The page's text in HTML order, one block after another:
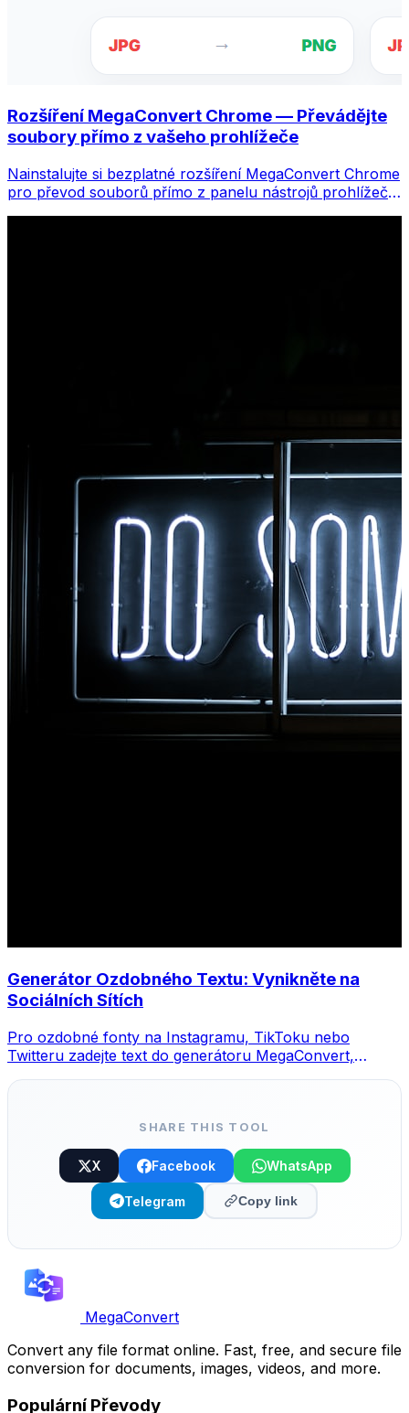
Rozšíření MegaConvert Chrome — Převádějte
soubory přímo z vašeho prohlížeče
Nainstalujte si bezplatné rozšíření MegaConvert Chrome
pro převod souborů přímo z panelu nástrojů prohlížeče.
Generátor Ozdobného Textu: Vynikněte na
Sociálních Sítích
Pro ozdobné fonty na Instagramu, TikToku nebo
Twitteru zadejte text do generátoru MegaConvert,
SHARE THIS TOOL
X Facebook WhatsApp
Telegram Copy link
MegaConvert
Convert any file format online. Fast, free, and secure file
conversion for documents, images, videos, and more.
Populární Převody